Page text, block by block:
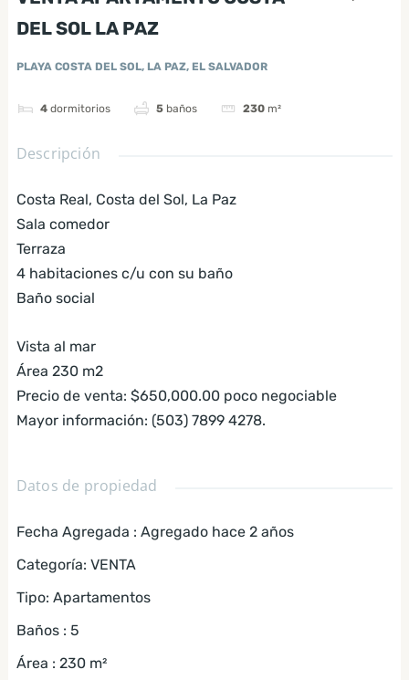
DEL SOL LA PAZ
PLAYA COSTA DEL SOL, LA PAZ, EL SALVADOR
4 dormitorios 5 baños 230 m²
Descripción
Costa Real, Costa del Sol, La Paz
Sala comedor
Terraza
4 habitaciones c/u con su baño
Baño social
Vista al mar
Área 230 m2
Precio de venta: $650,000.00 poco negociable
Mayor información: (503) 7899 4278.
Datos de propiedad
Fecha Agregada : Agregado hace 2 años
Categoría: VENTA
Tipo: Apartamentos
Baños : 5
Área : 230 m²